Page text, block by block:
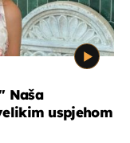
Naša
uspjehom